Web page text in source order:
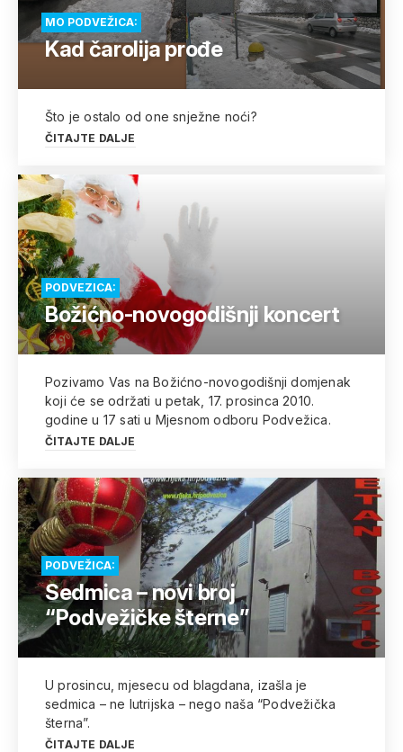
MO PODVEŽICA:
Kad čarolija prođe
Što je ostalo od one snježne noći?
ČITAJTE DALJE
PODVEZICA:
Božićno-novogodišnji koncert
Pozivamo Vas na Božićno-novogodišnji domjenak
koji će se održati u petak, 17. prosinca 2010.
godine u 17 sati u Mjesnom odboru Podvežica.
ČITAJTE DALJE
PODVEŽICA:
Sedmica – novi broj
“Podvežičke šterne”
U prosincu, mjesecu od blagdana, izašla je
sedmica – ne lutrijska – nego naša “Podvežička
šterna”.
ČITAJTE DALJE